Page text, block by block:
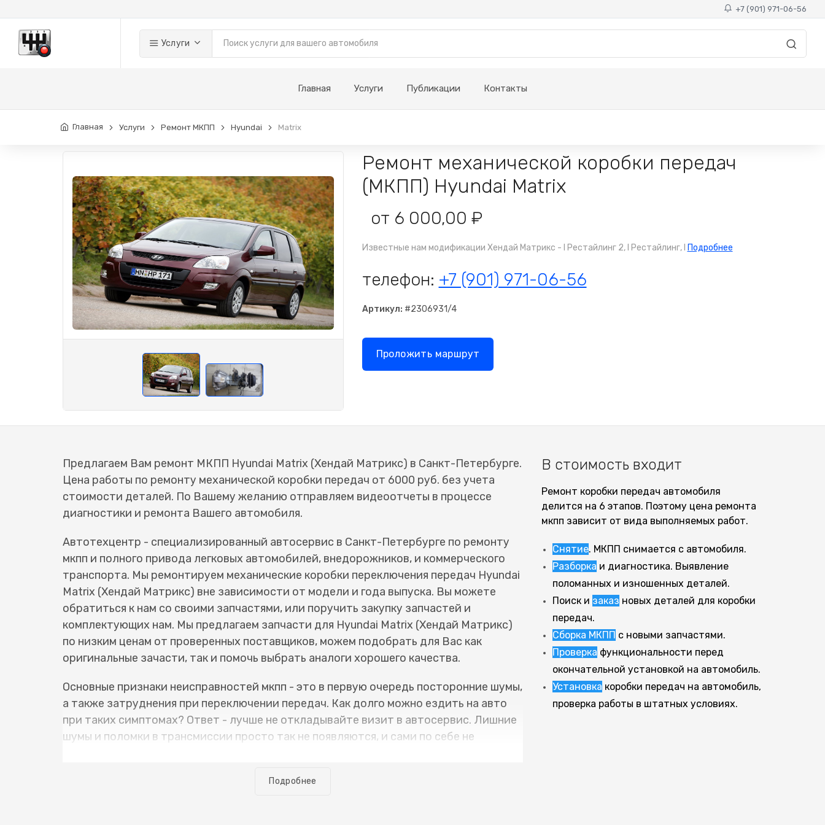
+7 (901) 971-06-56
Услуги
Главная Услуги Публикации Контакты
Главная Услуги Ремонт МКПП Hyundai Matrix
Ремонт механической коробки передач
(МКПП) Hyundai Matrix
от 6 000,00 ₽
Известные нам модификации Хендай Матрикс - I Рестайлинг 2, I Рестайлинг, I Подробнее
телефон: +7 (901) 971-06-56
Артикул: #2306931/4
Проложить маршрут
Предлагаем Вам ремонт МКПП Hyundai Matrix (Хендай Матрикс) в Санкт-Петербурге.
Цена работы по ремонту механической коробки передач от 6000 руб. без учета
стоимости деталей. По Вашему желанию отправляем видеоотчеты в процессе
диагностики и ремонта Вашего автомобиля.
Автотехцентр - специализированный автосервис в Санкт-Петербурге по ремонту
мкпп и полного привода легковых автомобилей, внедорожников, и коммерческого
транспорта. Мы ремонтируем механические коробки переключения передач Hyundai
Matrix (Хендай Матрикс) вне зависимости от модели и года выпуска. Вы можете
обратиться к нам со своими запчастями, или поручить закупку запчастей и
комплектующих нам. Мы предлагаем запчасти для Hyundai Matrix (Хендай Матрикс)
по низким ценам от проверенных поставщиков, можем подобрать для Вас как
оригинальные зачасти, так и помочь выбрать аналоги хорошего качества.
Основные признаки неисправностей мкпп - это в первую очередь посторонние шумы,
а также затруднения при переключении передач. Как долго можно ездить на авто
при таких симптомах? Ответ - лучше не откладывайте визит в автосервис. Лишние
шумы и поломки в трансмиссии просто так не появляются, и сами по себе не
повреждают другие детали коробки передач, а также и корпус коробки. В итоге,
Подробнее
В стоимость входит
Ремонт коробки передач автомобиля
делится на 6 этапов. Поэтому цена ремонта
мкпп зависит от вида выполняемых работ.
Снятие. МКПП снимается с автомобиля.
Разборка и диагностика. Выявление
поломанных и изношенных деталей.
Поиск и заказ новых деталей для коробки
передач.
Сборка МКПП с новыми запчастями.
Проверка функциональности перед
окончательной установкой на автомобиль.
Установка коробки передач на автомобиль,
проверка работы в штатных условиях.